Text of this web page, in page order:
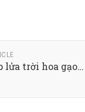
lửa trời hoa gạo…